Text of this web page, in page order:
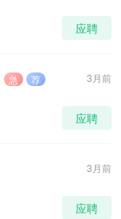
应聘
3月前
急 荐
应聘
3月前
应聘